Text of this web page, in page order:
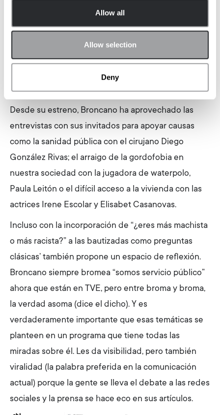
Allow all
Allow selection
Deny
está dando mucha visibilidad y reivindicando
problemáticas sociales actuales.
Desde su estreno, Broncano ha aprovechado las
entrevistas con sus invitados para apoyar causas
como la sanidad pública con el cirujano Diego
González Rivas; el arraigo de la gordofobia en
nuestra sociedad con la jugadora de waterpolo,
Paula Leitón o el difícil acceso a la vivienda con las
actrices Irene Escolar y Elisabet Casanovas.
Incluso con la incorporación de “¿eres más machista
o más racista?” a las bautizadas como preguntas
clásicas’ también propone un espacio de reflexión.
Broncano siempre bromea “somos servicio público”
ahora que están en TVE, pero entre broma y broma,
la verdad asoma (dice el dicho). Y es
verdaderamente importante que esas temáticas se
planteen en un programa que tiene todas las
miradas sobre él. Les da visibilidad, pero también
viralidad (la palabra preferida en la comunicación
actual) porque la gente se lleva el debate a las redes
sociales y la prensa se hace eco en sus artículos.